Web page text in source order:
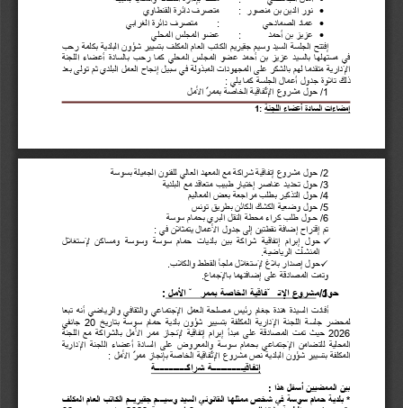
إمضاءات السادة أعضاء اللجنة:
1

نور الدین بن منصور :
متصرف دائرة القنطاوي

عماد الصمادحي :
متصرف دائرة الغرابي

عزیز بن أحمد :
عضو المجلس المحلي
إفتتح
الجلسة السید وسیم جقیریم الكاتب العام المكلف بتسییر شؤون البلدیة بكلمة
رحب
في
مستھلھا بالسید عزیز بن أحمد عضو المجلس المحلي كما رحب بالسادة أعضاء
اللجنة
الإداریة
متقدما لھم بالشكر على المجھودات المبذولة في سبیل إنجاح العمل البلدي ثم تولى
بعد
ذلك تلاوة جدول أعمال الجلسة كما یلي :
1/ حول مشروع الإتّفاقیة الخاصة بممرّ الأمل
2/ حول مشروع إتفاقیة شراكة مع المعھد العالي للفنون الجمیلة بسوسة
3/ حول تحدید عناصر إختیار طبیب متعاقد مع البلدیة
4/ حول التذكیر بطلب مراجعة بعض المعالیم
5/ حول وضعیة الكشك الكائن بطریق تونس
6/ حـول طلب كراء محطة النقل البري بحمام سوسة
تم إقتراح إضافة نقطتین إلى جدول الأعمال یتمثلان في :
 حول إبرام إتفاقیة شراكة بین بلدیات حمام سوسة وسوسة ومساكن
لإستغلال
المنشآت الریاضیة.
حول إصدار بلاغ لإستغلال ملجأ القطط والكلاب.
وتمت المصادقة على إضافتھما بالإجماع.
1
/ حول مشروع الإتّفاقیة الخاصة بممرّ الأمل :
أفادت السیدة ھندة جغام رئیس مصلحة العمل الإجتماعي والثقافي والریاضي أنھ
تبعا
لمحضر
جلسة اللجنة الإداریة المكلفة بتسییر شؤون بلدیة حمام سوسة بتاریخ 20 جانفي
2026 حیث تمت المصادقة على مبدأ إبرام إتفاقیة لإنجاز ممر الأمل بالشراكة مع
اللجنة
المحلیة
للتضامن الإجتماعي بحمام سوسة والمعروض على السادة أعضاء اللجنة
الإداریة
المكلفة بتسییر شؤون البلدیة نص مشروع الإتّفاقیة الخاصة بإنجاز ممرّ الأمل :
إتفاقیــــــــــــــة شراكــــــــــــــة
بین الممضیین أسفل ھذا :
* بلدیة حمام سوسة في شخص ممثلھا القانوني السید وسیـــم جقیریــم الكاتب العام
المكلف